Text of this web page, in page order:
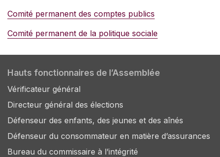
Comité permanent des comptes publics
Comité permanent de la politique sociale
Hauts fonctionnaires de l’Assemblée
Vérificateur général
Directeur général des élections
Défenseur des enfants, des jeunes et des aînés
Défenseur du consommateur en matière d’assurances
Bureau du commissaire à l’intégrité